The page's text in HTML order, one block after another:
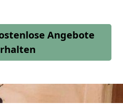
Angebote